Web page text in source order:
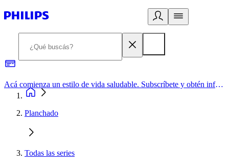
Acá comienza un estilo de vida saludable. Subscríbete y obtén información de primera mano
Planchado
Todas las series